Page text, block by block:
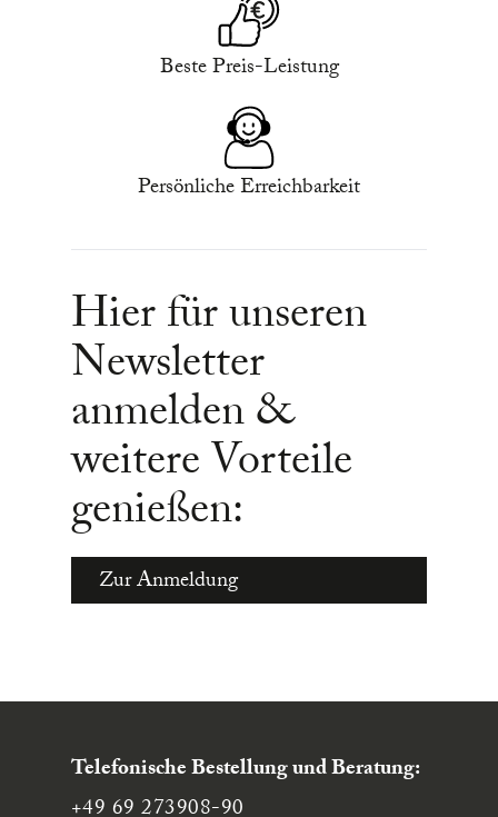
Beste Preis-Leistung
Persönliche Erreichbarkeit
Hier für unseren
Newsletter
anmelden &
weitere Vorteile
genießen:
Zur Anmeldung
Telefonische Bestellung und Beratung: